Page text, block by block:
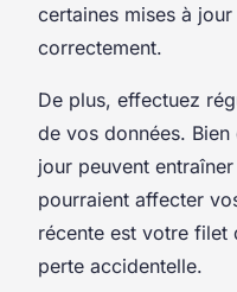
certaines mises à
correctement.
De plus, effectuez
de vos données.
jour peuvent
pourraient affecter
récente est votre filet
perte accidentelle.